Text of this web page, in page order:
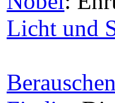
Licht und